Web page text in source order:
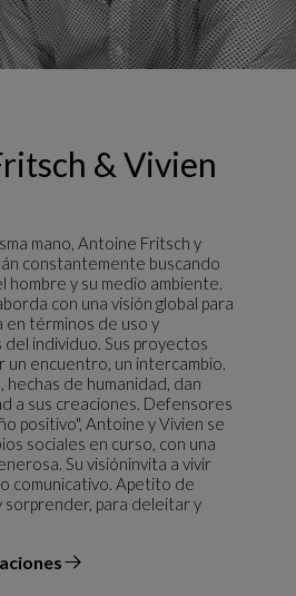
& Vivien
mano, Antoine Fritsch y
constantemente buscando
hombre y su medio ambiente.
con una visión global para
en términos de uso y
del individuo. Sus proyectos
un encuentro, un intercambio.
hechas de humanidad, dan
a sus creaciones. Defensores
positivo", Antoine y Vivien se
sociales en curso, con una
Su visióninvita a vivir
comunicativo. Apetito de
sorprender, para deleitar y